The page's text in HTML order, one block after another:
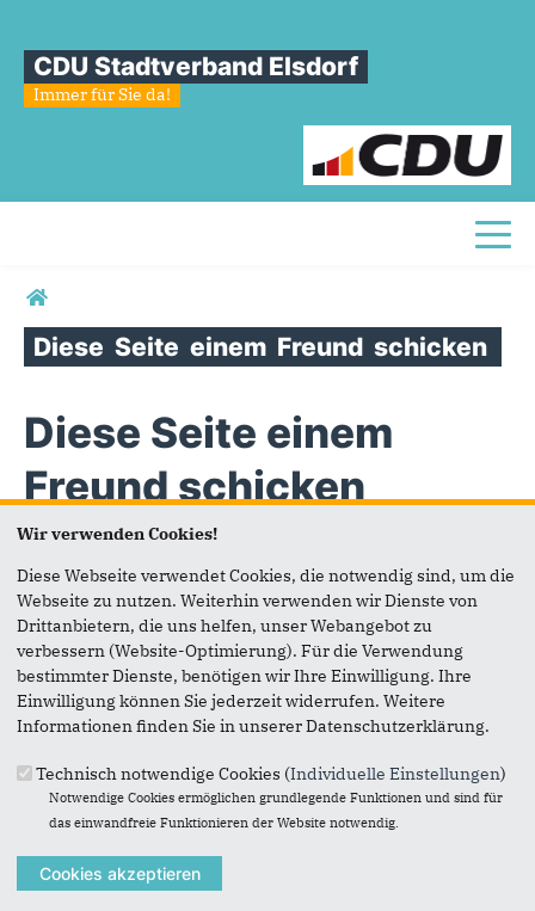
CDU Stadtverband Elsdorf
Immer für Sie da!
Sie sind hier
Diese Seite einem Freund schicken
Diese Seite einem
Freund schicken
Seite versenden
Vielen Dank, dass Sie die Inhalte unserer Homepage
weiterempfehlen.
Anmerkung: Ihre E-Mail-Adresse wird benötigt um die
Personen, denen Sie die Seite weiterempfehlen, zu
kein Spam ist.
Das mit * gekennzeichnete Feld ist ein Pflichtfeld.
Eigene E-Mail-Adresse*
Wir verwenden Cookies!
Diese Webseite verwendet Cookies, die notwendig sind, um die
Webseite zu nutzen. Weiterhin verwenden wir Dienste von
Drittanbietern, die uns helfen, unser Webangebot zu
verbessern (Website-Optimierung). Für die Verwendung
bestimmter Dienste, benötigen wir Ihre Einwilligung. Ihre
Einwilligung können Sie jederzeit widerrufen. Weitere
Informationen finden Sie in unserer Datenschutzerklärung.
Technisch notwendige Cookies (Individuelle Einstellungen)
Notwendige Cookies ermöglichen grundlegende Funktionen und sind für
das einwandfreie Funktionieren der Website notwendig.